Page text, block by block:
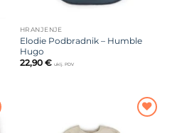
HRANJENJE
Elodie Podbradnik – Humble
Hugo
22,90 € uklj. PDV